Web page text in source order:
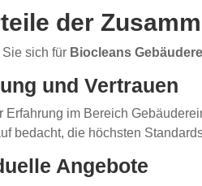
der
sich für Biocleans
und Vertrauen
Erfahrung im Bereich
bedacht, die höchsten
Angebote